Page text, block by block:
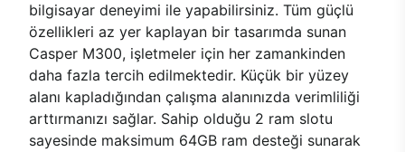
bilgisayar deneyimi ile yapabilirsiniz. Tüm güçlü
özellikleri az yer kaplayan bir tasarımda sunan
Casper M300, işletmeler için her zamankinden
daha fazla tercih edilmektedir. Küçük bir yüzey
alanı kapladığından çalışma alanınızda verimliliği
arttırmanızı sağlar. Sahip olduğu 2 ram slotu
sayesinde maksimum 64GB ram desteği sunarak